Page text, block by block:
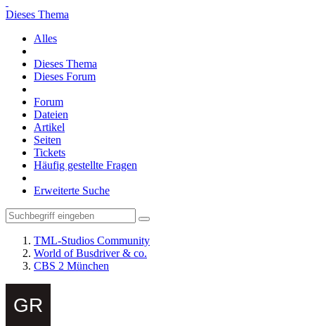
Dieses Thema
Alles
Dieses Thema
Dieses Forum
Forum
Dateien
Artikel
Seiten
Tickets
Häufig gestellte Fragen
Erweiterte Suche
TML-Studios Community
World of Busdriver & co.
CBS 2 München